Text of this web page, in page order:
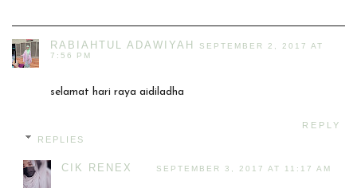
RABIAHTUL ADAWIYAH
SEPTEMBER 2, 2017 AT
7:56 PM
selamat hari raya aidiladha
REPLY
REPLIES
CIK RENEX SEPTEMBER 3, 2017 AT 11:17 AM